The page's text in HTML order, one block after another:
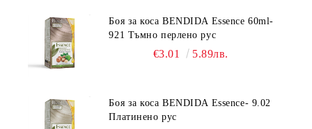
Боя за коса BENDIDA Essence 60ml-
921 Тъмно перлено рус
€3.01 5.89лв.
Боя за коса BENDIDA Essence- 9.02
Платинено рус